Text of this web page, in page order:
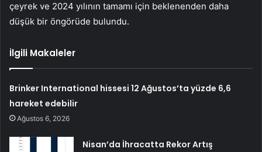
çeyrek ve 2024 yılının tamamı için beklenenden daha
düşük bir öngörüde bulundu.
İlgili Makaleler
Brinker International hissesi 12 Ağustos’ta yüzde 6,6
hareket edebilir
Ağustos 6, 2026
Nisan’da İhracatta Rekor Artış